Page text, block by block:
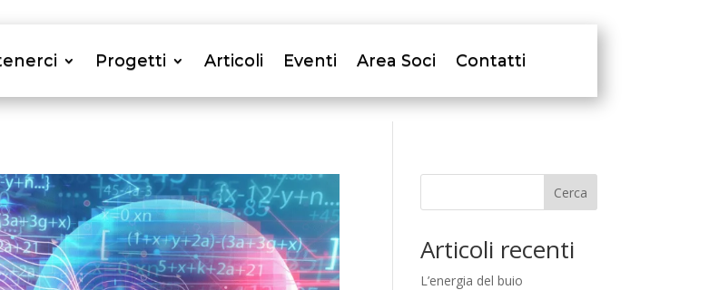
Progetti Articoli Eventi Area Soci Contatti
Cerca
Articoli recenti
L’energia del buio